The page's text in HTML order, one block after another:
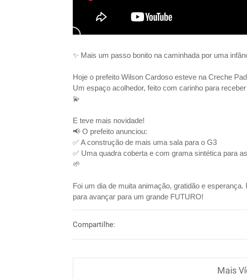
✨ Mais um passo bonito na caminhada por uma
Hoje o prefeito Wilson Cardoso esteve na Creche
Um espaço acolhedor, feito com carinho para
💫
E teve mais novidade!
📢 O prefeito anunciou:
✅ A construção de mais uma sala para o G3
✅ Uma quadra coberta e com grama sintética para
🌱
Foi um dia de muita animação, gratidão e
para avançar para um grande FUTURO!
Compartilhe:
Mais